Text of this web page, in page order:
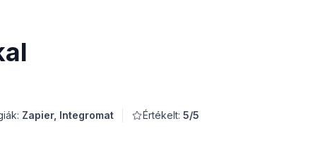
Zapier, Integromat Értékelt: 5/5